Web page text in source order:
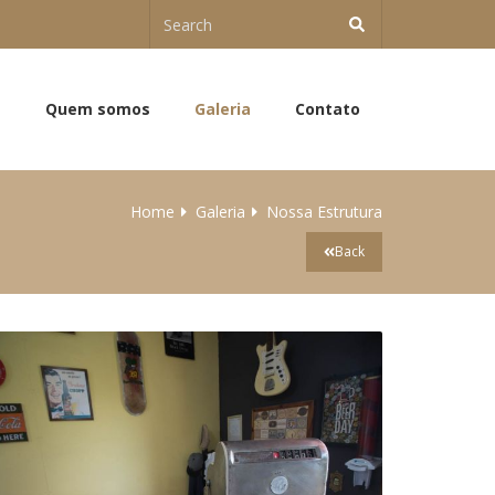
Quem somos Galeria Contato
Home Galeria Nossa Estrutura
Back